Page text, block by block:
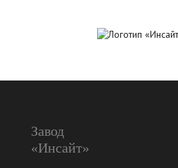
Завод
«Инсайт»